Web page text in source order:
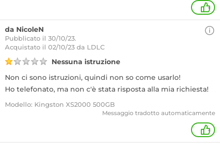
+
da NicoleN
Pubblicato il 30/10/23.
Acquistato il 02/10/23 da LDLC
Nessuna istruzione
Non ci sono istruzioni, quindi non so come usarlo!
Ho telefonato, ma non c'è stata risposta alla mia richiesta!
Modello: Kingston XS2000 500GB
Messaggio tradotto automaticamente
+